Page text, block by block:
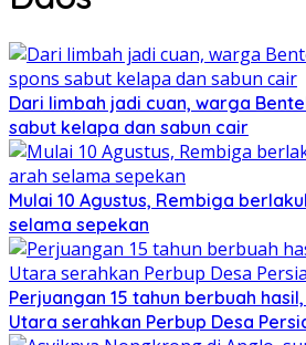
Dari limbah jadi cuan, warga
sabut kelapa dan sabun cair
Mulai 10 Agustus, Rembiga
selama sepekan
Perjuangan 15 tahun berbuah
Utara serahkan Perbup Desa